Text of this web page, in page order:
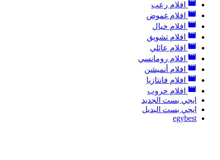
افلام رعب
افلام غموض
افلام خيال
افلام تشويق
افلام عائلي
افلام رومانسي
افلام أنميشن
افلام فانتازيا
افلام حروب
ايجي بست الجديد
ايجي بست البديل
egybest